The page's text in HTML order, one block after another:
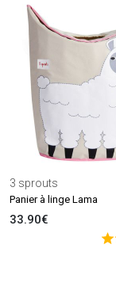
3 sprouts
Panier à linge Lama
33.90€